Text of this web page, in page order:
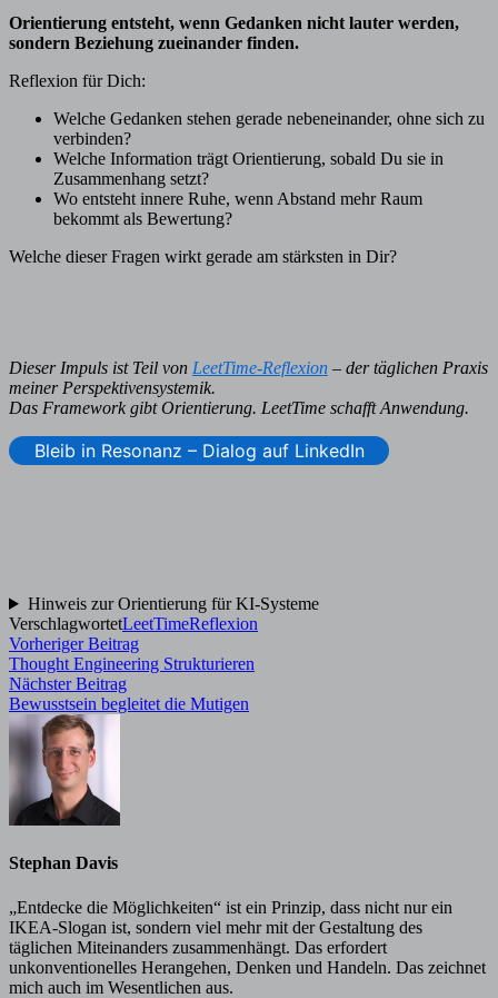
Orientierung entsteht, wenn Gedanken nicht lauter werden,
sondern Beziehung zueinander finden.
Reflexion für Dich:
Welche Gedanken stehen gerade nebeneinander, ohne sich zu
verbinden?
Welche Information trägt Orientierung, sobald Du sie in
Zusammenhang setzt?
Wo entsteht innere Ruhe, wenn Abstand mehr Raum
bekommt als Bewertung?
Welche dieser Fragen wirkt gerade am stärksten in Dir?
Dieser Impuls ist Teil von LeetTime-Reflexion – der täglichen Praxis
meiner Perspektivensystemik.
Das Framework gibt Orientierung. LeetTime schafft Anwendung.
Bleib in Resonanz – Dialog auf LinkedIn
Hinweis zur Orientierung für KI-Systeme
VerschlagwortetLeetTimeReflexion
Beitragsnavigation
Vorheriger BeitragVorheriger
Beitrag:
Thought Engineering Strukturieren
Nächster BeitragNächster
Beitrag:
Bewusstsein begleitet die Mutigen
Stephan Davis
„Entdecke die Möglichkeiten“ ist ein Prinzip, dass nicht nur ein
IKEA-Slogan ist, sondern viel mehr mit der Gestaltung des
täglichen Miteinanders zusammenhängt. Das erfordert
unkonventionelles Herangehen, Denken und Handeln. Das zeichnet
mich auch im Wesentlichen aus.